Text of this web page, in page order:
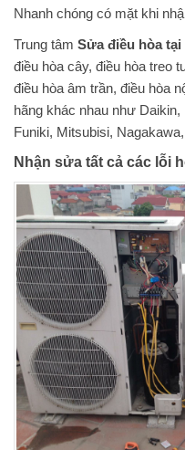
Nhanh chóng có mặt khi
Trung tâm Sửa điều hòa tại
điều hòa cây, điều hòa treo
điều hòa âm trần, điều hòa
hãng khác nhau như
Funiki, Mitsubisi,
Nhận sửa tất cả các lỗi